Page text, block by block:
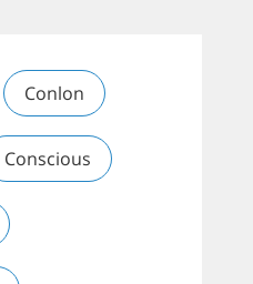
Conlon
Conscious